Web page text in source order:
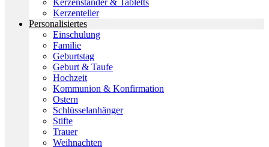
Kerzenständer & Tabletts
Kerzenteller
Personalisiertes
Einschulung
Familie
Geburtstag
Geburt & Taufe
Hochzeit
Kommunion & Konfirmation
Ostern
Schlüsselanhänger
Stifte
Trauer
Weihnachten